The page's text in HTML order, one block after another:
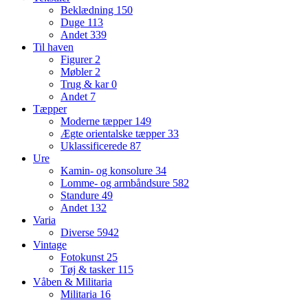
Beklædning 150
Duge 113
Andet339
Til haven
Figurer2
Møbler2
Trug & kar0
Andet 7
Tæpper
Moderne tæpper 149
Ægte orientalske tæpper33
Uklassificerede 87
Ure
Kamin- og konsolure 34
Lomme- og armbåndsure 582
Standure 49
Andet 132
Varia
Diverse 5942
Vintage
Fotokunst25
Tøj & tasker 115
Våben & Militaria
Militaria 16